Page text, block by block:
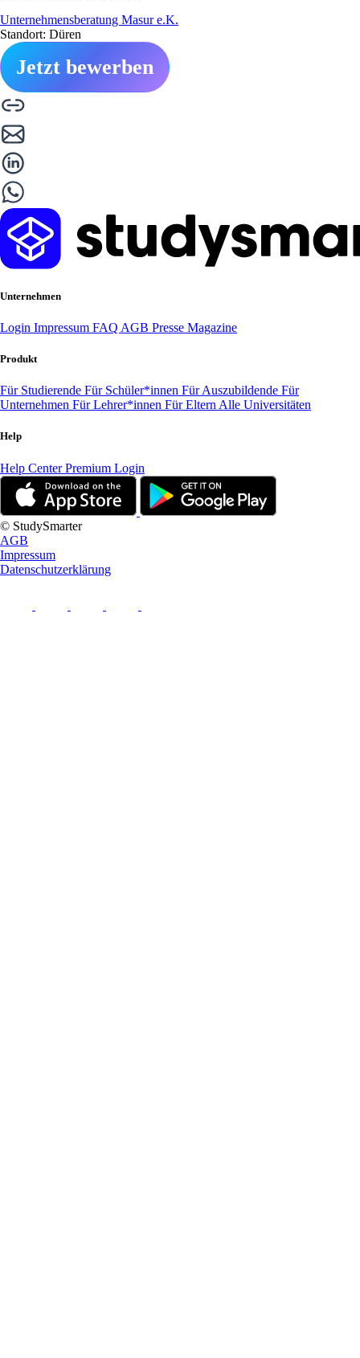
Unternehmensberatung Masur e.K.
Standort: Düren
Jetzt bewerben
Unternehmen
Login Impressum FAQ AGB Presse Magazine
Produkt
Für Studierende Für Schüler*innen Für Auszubildende Für
Unternehmen Für Lehrer*innen Für Eltern Alle Universitäten
Help
Help CenterPremium Login
© StudySmarter
AGB
Impressum
Datenschutzerklärung